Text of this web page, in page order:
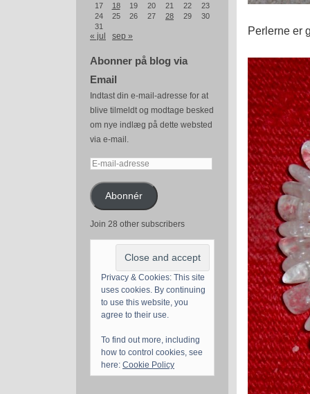
17
18 19 20 21 22
23
24
25 26 27 28 29
30
31
« jul sep »
Abonner på blog via
Email
Indtast din e-mail-adresse for at
blive tilmeldt og modtage besked
om nye indlæg på dette websted
via e-mail.
E-
adresseAbonnér
Join 28 other subscribers
Privacy & Cookies: This site
uses cookies. By continuing
to use this website, you
agree to their use.
To find out more, including
how to control cookies, see
here: Cookie Policy
Perlerne er